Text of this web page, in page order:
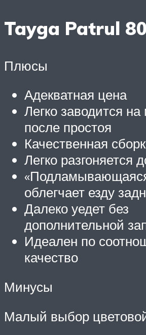
Tayga Patrul
Плюсы
Адекватная цена
Легко заводится
после простоя
Качественная
Легко разгоняется
облегчает езду
Далеко уедет без
дополнительной
Идеален по
качество
Минусы
Малый выбор